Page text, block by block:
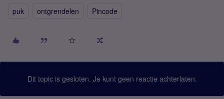
puk ontgrendelen Pincode
Dit topic is gesloten. Je kunt geen reactie achterlaten.